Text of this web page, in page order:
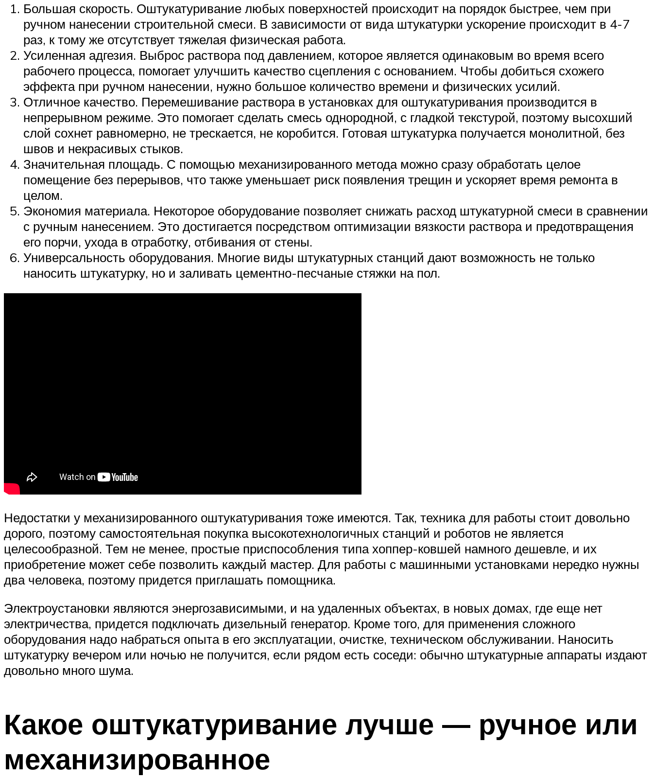
Большая скорость. Оштукатуривание любых поверхностей происходит на порядок быстрее, чем при
ручном нанесении строительной смеси. В зависимости от вида штукатурки ускорение происходит в 4-7
раз, к тому же отсутствует тяжелая физическая работа.
Усиленная адгезия. Выброс раствора под давлением, которое является одинаковым во время всего
рабочего процесса, помогает улучшить качество сцепления с основанием. Чтобы добиться схожего
эффекта при ручном нанесении, нужно большое количество времени и физических усилий.
Отличное качество. Перемешивание раствора в установках для оштукатуривания производится в
непрерывном режиме. Это помогает сделать смесь однородной, с гладкой текстурой, поэтому высохший
слой сохнет равномерно, не трескается, не коробится. Готовая штукатурка получается монолитной, без
швов и некрасивых стыков.
Значительная площадь. С помощью механизированного метода можно сразу обработать целое
помещение без перерывов, что также уменьшает риск появления трещин и ускоряет время ремонта в
целом.
Экономия материала. Некоторое оборудование позволяет снижать расход штукатурной смеси в сравнении
с ручным нанесением. Это достигается посредством оптимизации вязкости раствора и предотвращения
его порчи, ухода в отработку, отбивания от стены.
Универсальность оборудования. Многие виды штукатурных станций дают возможность не только
наносить штукатурку, но и заливать цементно-песчаные стяжки на пол.
Недостатки у механизированного оштукатуривания тоже имеются. Так, техника для работы стоит довольно
дорого, поэтому самостоятельная покупка высокотехнологичных станций и роботов не является
целесообразной. Тем не менее, простые приспособления типа хоппер-ковшей намного дешевле, и их
приобретение может себе позволить каждый мастер. Для работы с машинными установками нередко нужны
два человека, поэтому придется приглашать помощника.
Электроустановки являются энергозависимыми, и на удаленных объектах, в новых домах, где еще нет
электричества, придется подключать дизельный генератор. Кроме того, для применения сложного
оборудования надо набраться опыта в его эксплуатации, очистке, техническом обслуживании. Наносить
штукатурку вечером или ночью не получится, если рядом есть соседи: обычно штукатурные аппараты издают
довольно много шума.
Какое оштукатуривание лучше — ручное или
механизированное